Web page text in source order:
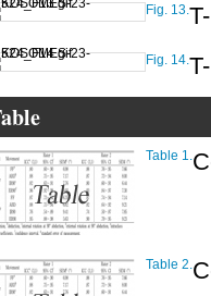
Fig. 13.
Fig. 14.
Table 1.
Table 2.